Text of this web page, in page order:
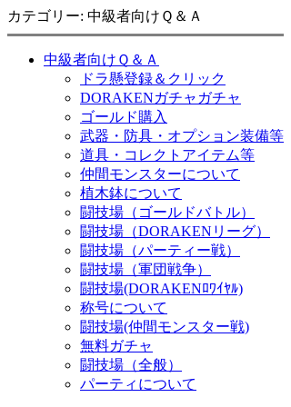
カテゴリー: 中級者向けＱ＆Ａ
中級者向けＱ＆Ａ
ドラ懸登録＆クリック
DORAKENガチャガチャ
ゴールド購入
武器・防具・オプション装備等
道具・コレクトアイテム等
仲間モンスターについて
植木鉢について
闘技場（ゴールドバトル）
闘技場（DORAKENリーグ）
闘技場（パーティー戦）
闘技場（軍団戦争）
闘技場(DORAKENﾛﾜｲﾔﾙ)
称号について
闘技場(仲間モンスター戦)
無料ガチャ
闘技場（全般）
パーティについて